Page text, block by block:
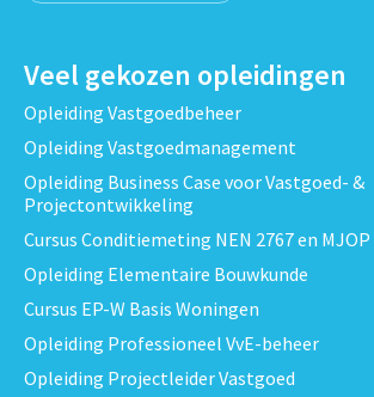
Veel gekozen opleidingen
Opleiding Vastgoedbeheer
Opleiding Vastgoedmanagement
Opleiding Business Case voor Vastgoed- &
Projectontwikkeling
Cursus Conditiemeting NEN 2767 en MJOP
Opleiding Elementaire Bouwkunde
Cursus EP-W Basis Woningen
Opleiding Professioneel VvE-beheer
Opleiding Projectleider Vastgoed